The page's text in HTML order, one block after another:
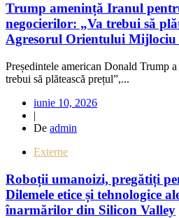
Trump amenință Iranul
negocierilor: „Va trebui să
Agresorul Orientului Mijlociu
Președintele american Donald Trump
trebui să plătească prețul”,...
iunie 10, 2026
|
De admin
Externe
Roboții umanoizi, pregătiți
Dilemele etice și tehnologice
înarmărilor din Silicon Valley